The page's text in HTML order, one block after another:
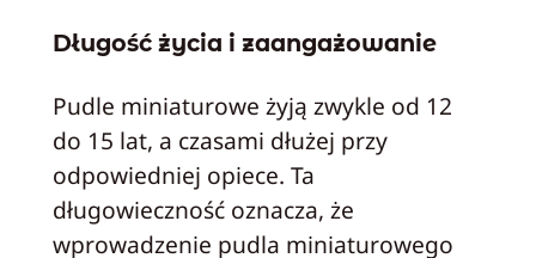
Długość życia i zaangażowanie
Pudle miniaturowe żyją zwykle od 12
do 15 lat, a czasami dłużej przy
odpowiedniej opiece. Ta
długowieczność oznacza, że
wprowadzenie pudla miniaturowego